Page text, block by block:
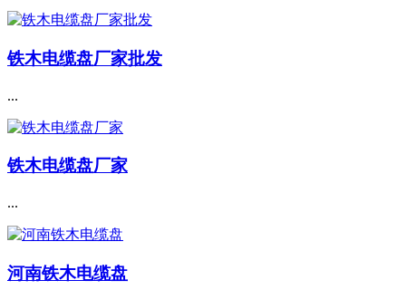
铁木电缆盘厂家批发
...
铁木电缆盘厂家
...
河南铁木电缆盘